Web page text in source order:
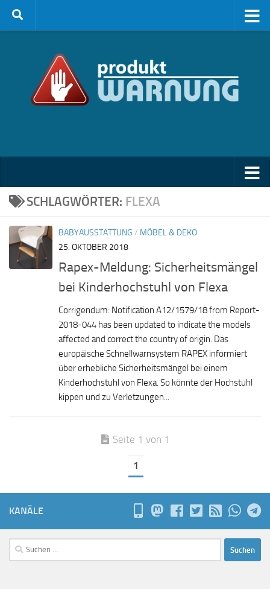
Zum Inhalt springen
SCHLAGWÖRTER: FLEXA
BABYAUSSTATTUNG / MÖBEL & DEKO
25. OKTOBER 2018
Rapex-Meldung: Sicherheitsmängel
bei Kinderhochstuhl von Flexa
Corrigendum: Notification A12/1579/18 from Report-
2018-044 has been updated to indicate the models
affected and correct the country of origin. Das
europäische Schnellwarnsystem RAPEX informiert
über erhebliche Sicherheitsmängel bei einem
Kinderhochstuhl von Flexa. So könnte der Hochstuhl
kippen und zu Verletzungen...
Seite 1 von 1
1
KANÄLE
Suchen
nach: